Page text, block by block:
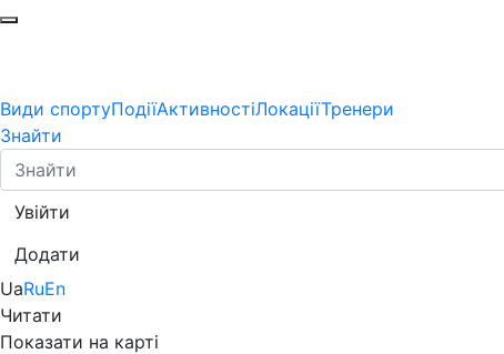
Види спортуПодіїАктивностіЛокаціїТренери
Знайти
Увійти
Додати
UaRuEn
Читати
Показати на карті